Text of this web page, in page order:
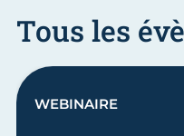
Tous les
WEBINAIRE